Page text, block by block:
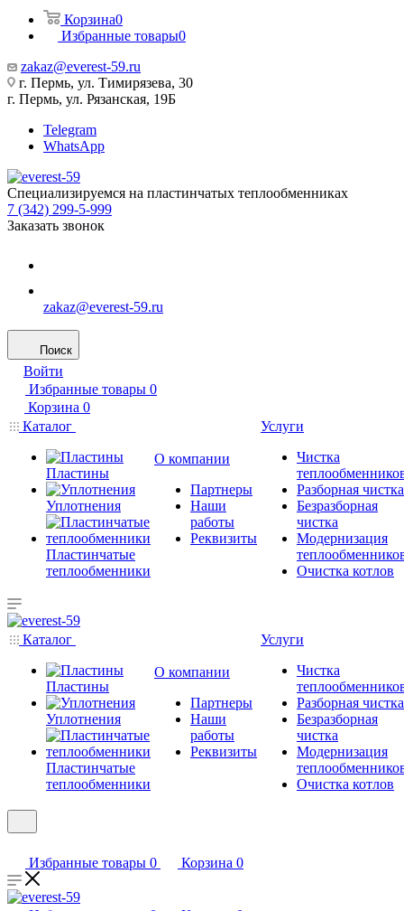
Корзина0
Избранные товары0
zakaz@everest-59.ru
г. Пермь, ул. Тимирязева, 30
г. Пермь, ул. Рязанская, 19Б
Telegram
WhatsApp
Специализируемся на пластинчатых теплообменниках
7 (342) 299-5-999
Заказать звонок
zakaz@everest-59.ru
Поиск
Войти
Избранные товары 0
Корзина 0
Каталог
Пластины
Уплотнения
Пластинчатые
теплообменники
О компании
Партнеры
Наши
работы
Реквизиты
Услуги
Чистка
Разборная чистка
Безразборная
чистка
Модернизация
Очистка котлов
Каталог
Пластины
Уплотнения
Пластинчатые
теплообменники
О компании
Партнеры
Наши
работы
Реквизиты
Услуги
Чистка
Разборная чистка
Безразборная
чистка
Модернизация
Очистка котлов
Избранные товары 0 Корзина 0